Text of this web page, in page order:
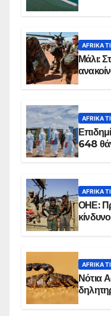
AFRIKA
Μάλι:
AFRIKA
648
AFRIKA
ΟΗΕ:
AFRIKA
Νότια